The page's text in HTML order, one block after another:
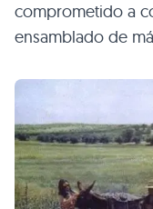
comprometido a
ensamblado de